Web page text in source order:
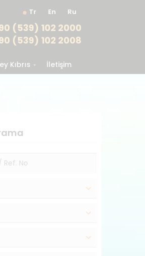
Tr En Ru
(539) 102 2000
(539) 102 2008
Kıbrıs İletişim